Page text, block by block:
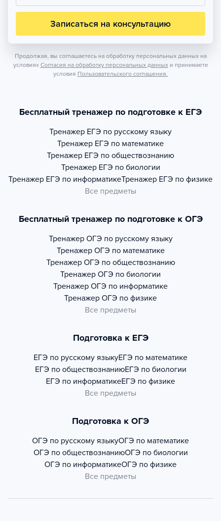
Записаться на консультацию
Продолжая, вы соглашаетесь на обработку персональных данных на
условиях Согласия на обработку персональных данных и принимаете
условия Пользовательского соглашения.
Бесплатный тренажер по подготовке к ЕГЭ
Тренажер ЕГЭ по русскому языку
Тренажер ЕГЭ по математике
Тренажер ЕГЭ по обществознанию
Тренажер ЕГЭ по биологии
Тренажер ЕГЭ по информатикеТренажер ЕГЭ по физике
Все предметы
Бесплатный тренажер по подготовке к ОГЭ
Тренажер ОГЭ по русскому языку
Тренажер ОГЭ по математике
Тренажер ОГЭ по обществознанию
Тренажер ОГЭ по биологии
Тренажер ОГЭ по информатике
Тренажер ОГЭ по физике
Все предметы
Подготовка к ЕГЭ
ЕГЭ по русскому языкуЕГЭ по математике
ЕГЭ по обществознаниюЕГЭ по биологии
ЕГЭ по информатикеЕГЭ по физике
Все предметы
Подготовка к ОГЭ
ОГЭ по русскому языкуОГЭ по математике
ОГЭ по обществознаниюОГЭ по биологии
ОГЭ по информатикеОГЭ по физике
Все предметы